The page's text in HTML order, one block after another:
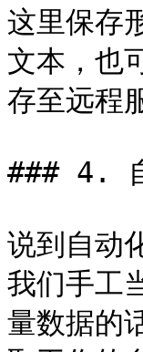
这里保存
文本，也
存至远程
### 4.
说到自动
我们手工
量数据的